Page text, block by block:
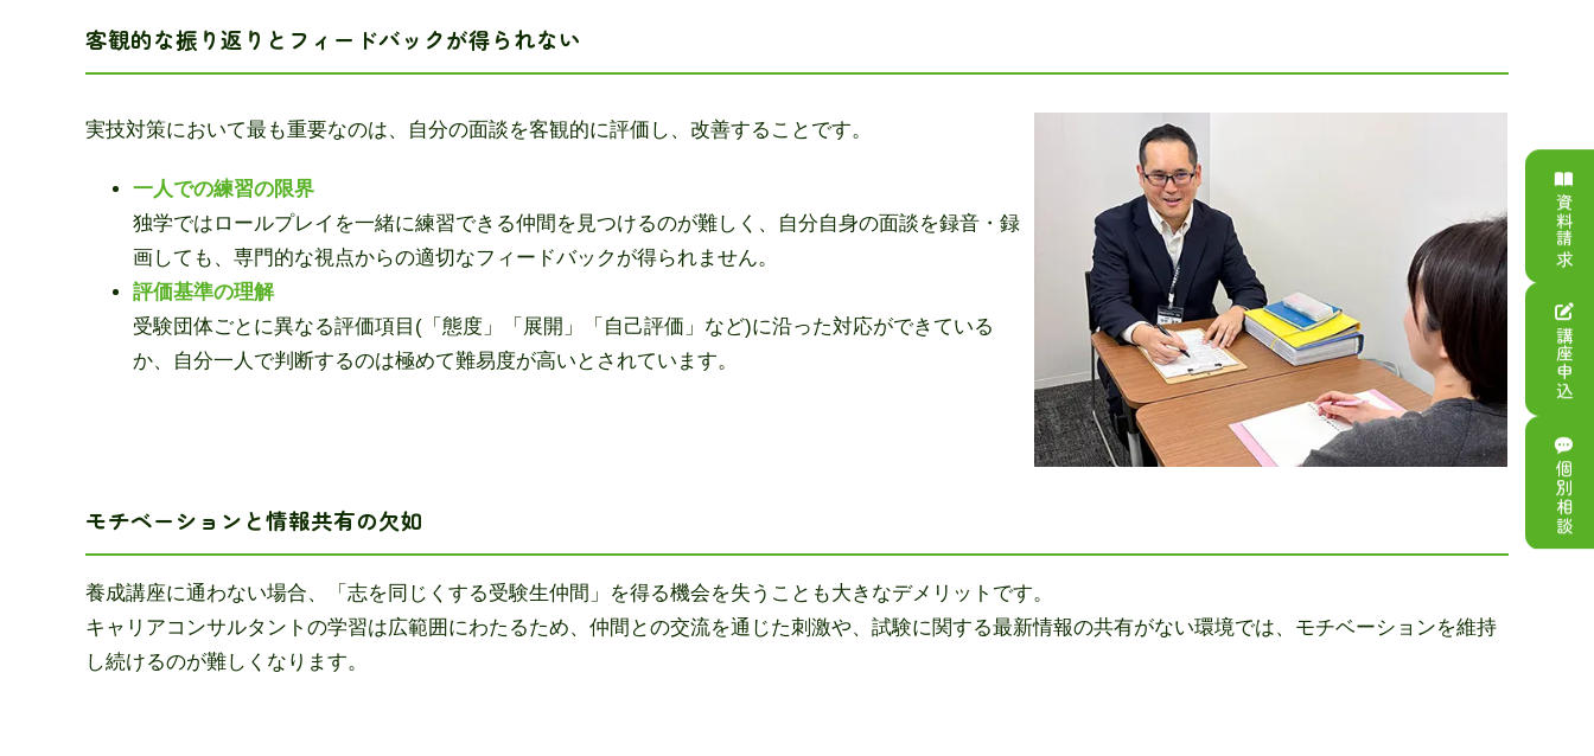
客観的な振り返りとフィードバックが得られない
実技対策において最も重要なのは、自分の面談を客観的に評価し、改善することです。
一人での練習の限界
独学ではロールプレイを一緒に練習できる仲間を見つけるのが難しく、自分自身の面談を録音・録
画しても、専門的な視点からの適切なフィードバックが得られません。
評価基準の理解
受験団体ごとに異なる評価項目(「態度」「展開」「自己評価」など)に沿った対応ができている
か、自分一人で判断するのは極めて難易度が高いとされています。
モチベーションと情報共有の欠如
養成講座に通わない場合、「志を同じくする受験生仲間」を得る機会を失うことも大きなデメリットです。
キャリアコンサルタントの学習は広範囲にわたるため、仲間との交流を通じた刺激や、試験に関する最新情報の共有がない環境では、モチベーションを維持
し続けるのが難しくなります。
資料請求
講座申込
個別相談